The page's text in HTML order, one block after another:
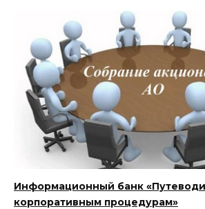
Информационный банк
корпоративным процедурам»